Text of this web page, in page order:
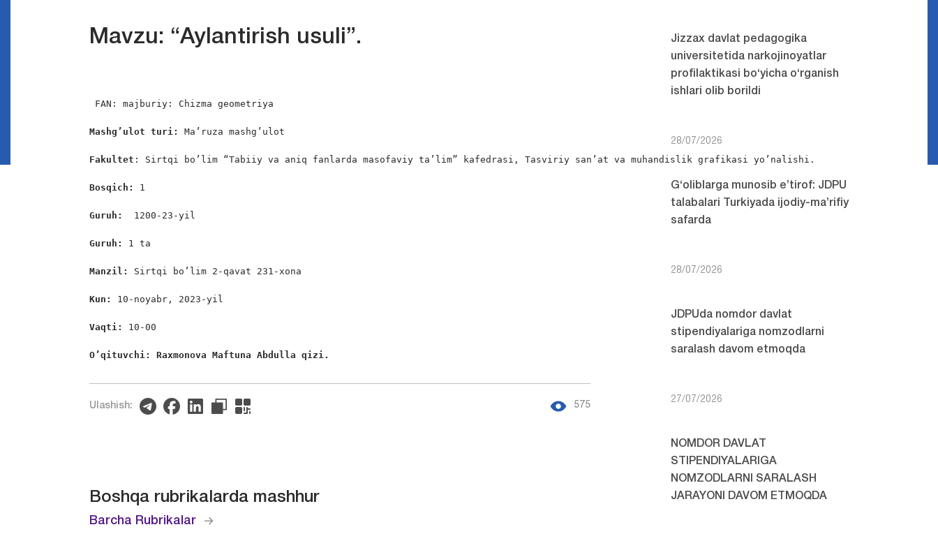
Mavzu: “Aylantirish usuli”.
FAN: majburiy: Chizma geometriya
Mashg’ulot turi: Ma’ruza mashg’ulot
Fakultet : Sirtqi bo’lim “Tabiiy va aniq fanlarda masofaviy ta’lim” kafedrasi, Tasviriy san’at va muhandislik grafikasi yo’nalishi.
Bosqich: 1
Guruh: 1200-23-yil
Guruh: 1 ta
Manzil: Sirtqi bo’lim 2-qavat 231-xona
Kun: 10-noyabr, 2023-yil
Vaqti: 10-00
O’qituvchi: Raxmonova Maftuna Abdulla qizi.
Ulashish: 575
Boshqa rubrikalarda mashhur
Barcha Rubrikalar
Jizzax davlat pedagogika
universitetida narkojinoyatlar
profilaktikasi bo‘yicha o‘rganish
ishlari olib borildi
28/07/2026
G‘oliblarga munosib e’tirof: JDPU
talabalari Turkiyada ijodiy-ma’rifiy
safarda
28/07/2026
JDPUda nomdor davlat
stipendiyalariga nomzodlarni
saralash davom etmoqda
27/07/2026
NOMDOR DAVLAT
STIPENDIYALARIGA
NOMZODLARNI SARALASH
JARAYONI DAVOM ETMOQDA